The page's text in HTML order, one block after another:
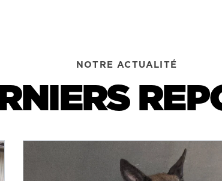
NOTRE ACTUALITÉ